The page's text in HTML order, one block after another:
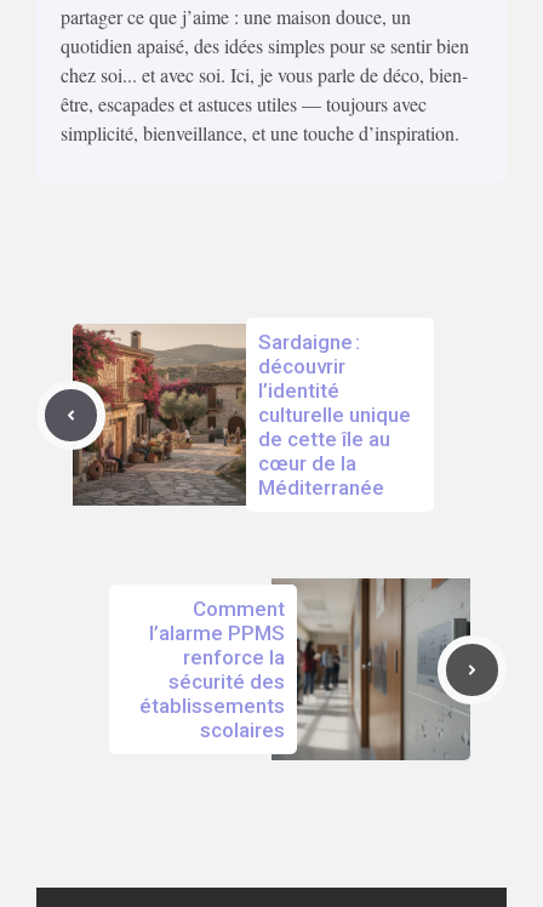
partager ce que j’aime : une maison douce, un
quotidien apaisé, des idées simples pour se sentir bien
chez soi... et avec soi. Ici, je vous parle de déco, bien-
être, escapades et astuces utiles — toujours avec
simplicité, bienveillance, et une touche d’inspiration.
Sardaigne :
découvrir
l’identité
culturelle unique
de cette île au
cœur de la
Méditerranée
Comment
l’alarme PPMS
renforce la
sécurité des
établissements
scolaires